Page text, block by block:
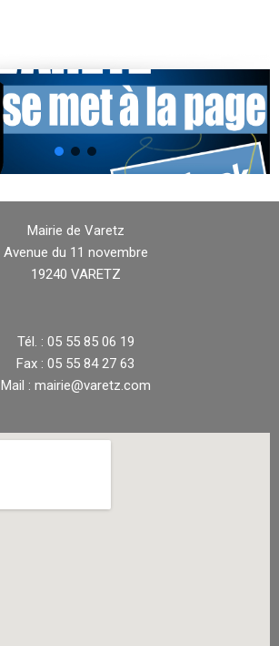
Mairie de Varetz
Avenue du 11 novembre
19240 VARETZ
Tél. : 05 55 85 06 19
Fax : 05 55 84 27 63
Mail : mairie@varetz.com